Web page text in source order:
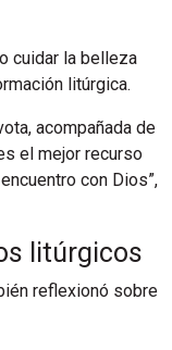
cuidar la belleza
litúrgica.
acompañada de
el mejor recurso
con Dios”,
litúrgicos
reflexionó sobre